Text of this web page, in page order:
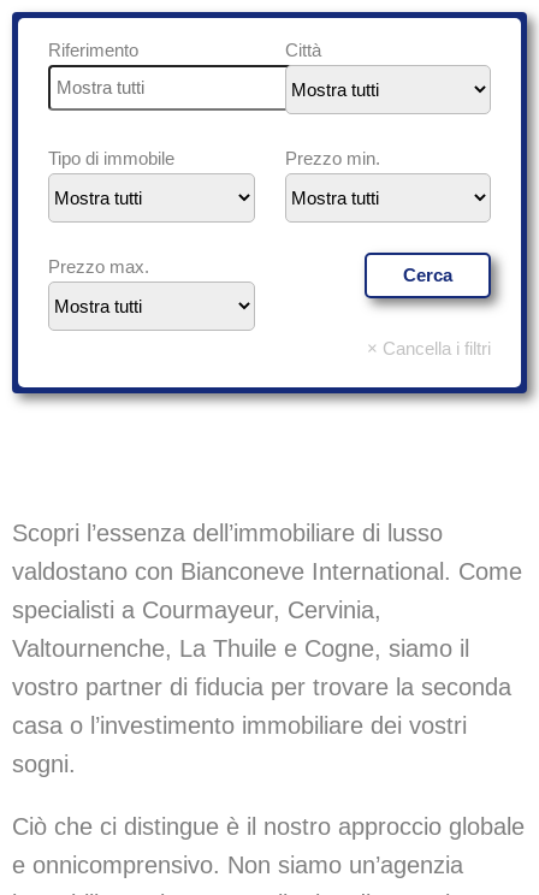
Riferimento Città
Tipo di immobile Prezzo min.
Prezzo max.
Scopri l’essenza dell’immobiliare di lusso
valdostano con Bianconeve International. Come
specialisti a Courmayeur, Cervinia,
Valtournenche, La Thuile e Cogne, siamo il
vostro partner di fiducia per trovare la seconda
casa o l’investimento immobiliare dei vostri
sogni.
Ciò che ci distingue è il nostro approccio globale
e onnicomprensivo. Non siamo un’agenzia